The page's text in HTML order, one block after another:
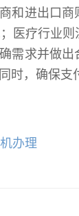
和进出口
医疗行业
需求并做
时，确保支
办理